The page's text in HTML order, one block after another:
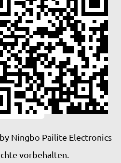
Ningbo Pailite Electronics
vorbehalten.